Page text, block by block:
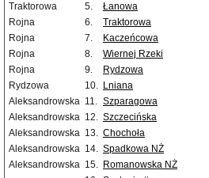
Traktorowa
5. Łanowa
Rojna
6. Traktorowa
Rojna
7. Kaczeńcowa
Rojna
8. Wiernej Rzeki
Rojna
9. Rydzowa
Rydzowa
10. Lniana
Aleksandrowska 11. Szparagowa
Aleksandrowska 12. Szczecińska
Aleksandrowska 13. Chochoła
Aleksandrowska 14. Spadkowa NŻ
Aleksandrowska 15. Romanowska NŻ